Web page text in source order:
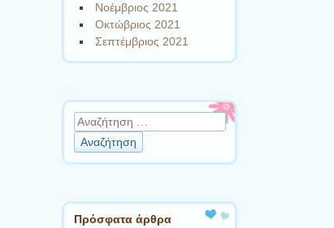
Νοέμβριος 2021
Οκτώβριος 2021
Σεπτέμβριος 2021
Αναζήτηση
Πρόσφατα άρθρα